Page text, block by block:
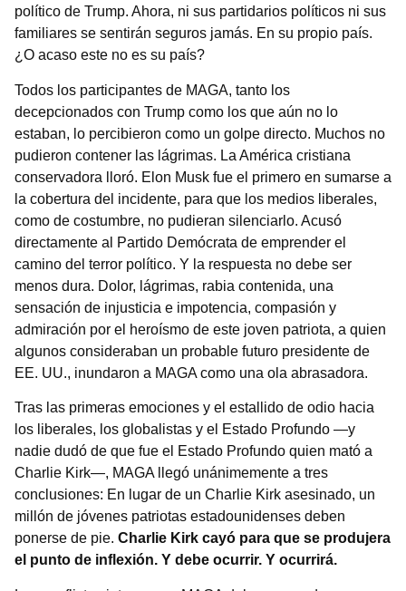
político de Trump. Ahora, ni sus partidarios políticos ni sus
familiares se sentirán seguros jamás. En su propio país.
¿O acaso este no es su país?
Todos los participantes de MAGA, tanto los
decepcionados con Trump como los que aún no lo
estaban, lo percibieron como un golpe directo. Muchos no
pudieron contener las lágrimas. La América cristiana
conservadora lloró. Elon Musk fue el primero en sumarse a
la cobertura del incidente, para que los medios liberales,
como de costumbre, no pudieran silenciarlo. Acusó
directamente al Partido Demócrata de emprender el
camino del terror político. Y la respuesta no debe ser
menos dura. Dolor, lágrimas, rabia contenida, una
sensación de injusticia e impotencia, compasión y
admiración por el heroísmo de este joven patriota, a quien
algunos consideraban un probable futuro presidente de
EE. UU., inundaron a MAGA como una ola abrasadora.
Tras las primeras emociones y el estallido de odio hacia
los liberales, los globalistas y el Estado Profundo —y
nadie dudó de que fue el Estado Profundo quien mató a
Charlie Kirk—, MAGA llegó unánimemente a tres
conclusiones: En lugar de un Charlie Kirk asesinado, un
millón de jóvenes patriotas estadounidenses deben
ponerse de pie. Charlie Kirk cayó para que se produjera
el punto de inflexión. Y debe ocurrir. Y ocurrirá.